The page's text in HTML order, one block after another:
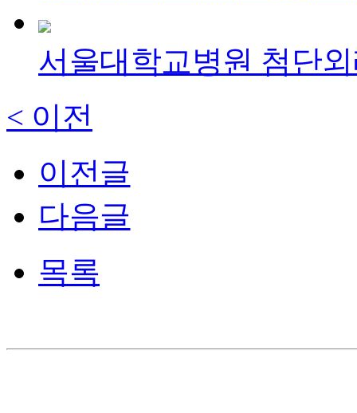
서울대학교병원 첨단
< 이전
이전글
다음글
목록